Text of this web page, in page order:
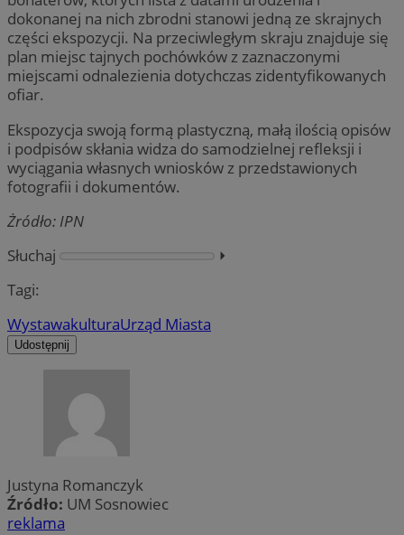
dokonanej na nich zbrodni stanowi jedną ze skrajnych
części ekspozycji. Na przeciwległym skraju znajduje się
plan miejsc tajnych pochówków z zaznaczonymi
miejscami odnalezienia dotychczas zidentyfikowanych
ofiar.
Ekspozycja swoją formą plastyczną, małą ilością opisów
i podpisów skłania widza do samodzielnej refleksji i
wyciągania własnych wniosków z przedstawionych
fotografii i dokumentów.
Żródło: IPN
Słuchaj
⏵︎
Tagi:
WystawakulturaUrząd Miasta
Udostępnij
Justyna Romanczyk
Źródło: UM Sosnowiec
reklama